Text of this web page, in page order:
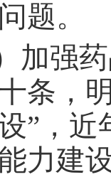
题。
加强
条，
”，
力建